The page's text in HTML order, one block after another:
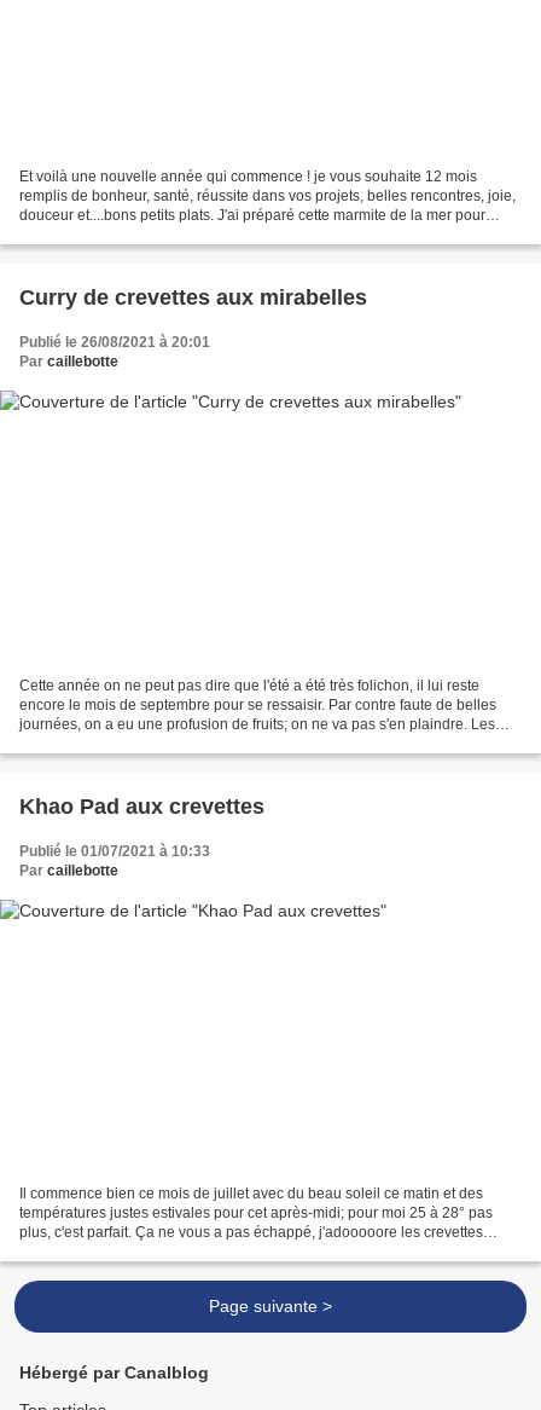
Et voilà une nouvelle année qui commence ! je vous souhaite 12 mois
remplis de bonheur, santé, réussite dans vos projets, belles rencontres, joie,
douceur et....bons petits plats. J'ai préparé cette marmite de la mer pour
Curry de crevettes aux mirabelles
Publié le 26/08/2021 à 20:01
Par caillebotte
Cette année on ne peut pas dire que l'été a été très folichon, il lui reste
encore le mois de septembre pour se ressaisir. Par contre faute de belles
journées, on a eu une profusion de fruits; on ne va pas s'en plaindre. Les
Khao Pad aux crevettes
Publié le 01/07/2021 à 10:33
Par caillebotte
Il commence bien ce mois de juillet avec du beau soleil ce matin et des
températures justes estivales pour cet après-midi; pour moi 25 à 28° pas
plus, c'est parfait. Ça ne vous a pas échappé, j'adooooore les crevettes
Page suivante >
Hébergé par Canalblog